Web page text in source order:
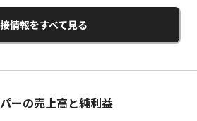
情報をすべて見る
ーの売上高と純利益